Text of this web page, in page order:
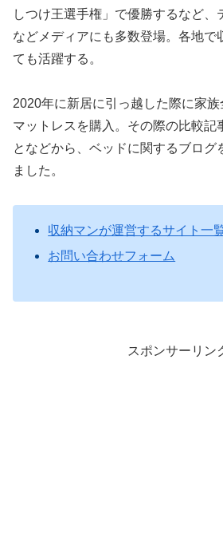
しつけ王選手権」で優勝するなど、
などメディアにも多数登場。各地で
ても活躍する。
2020年に新居に引っ越した際に家
マットレスを購入。その際の比較記
となどから、ベッドに関するブログ
ました。
収納マンが運営するサイト一
お問い合わせフォーム
スポンサーリン